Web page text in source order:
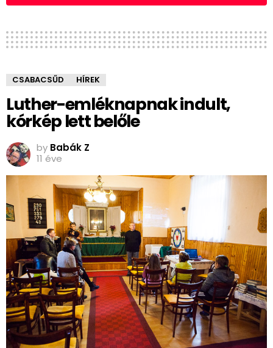
CSABACSŰD HÍREK
Luther-emléknapnak indult,
kórkép lett belőle
by Babák Z
11 éve